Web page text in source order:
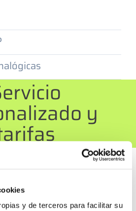
y de terceros para facilitar su
y